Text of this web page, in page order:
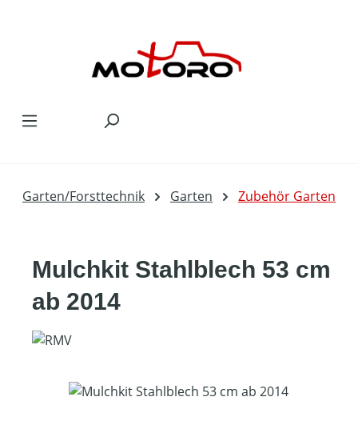
Garten/Forsttechnik Garten Zubehör Garten
Mulchkit Stahlblech 53 cm
ab 2014
Bildergalerie überspringen